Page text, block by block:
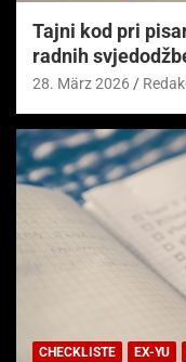
Tajni kod pri
radnih
28. März 2026
CHECKLISTE EX-YU